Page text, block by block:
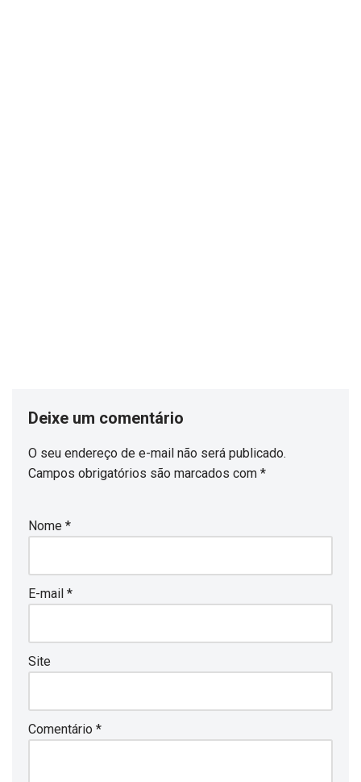
Deixe um comentário
O seu endereço de e-mail não será publicado.
Campos obrigatórios são marcados com *
Nome *
E-mail *
Site
Comentário *